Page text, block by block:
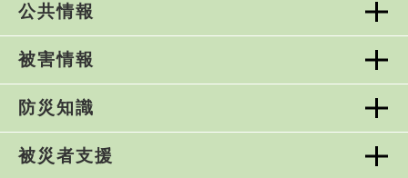
公共情報
被害情報
防災知識
被災者支援